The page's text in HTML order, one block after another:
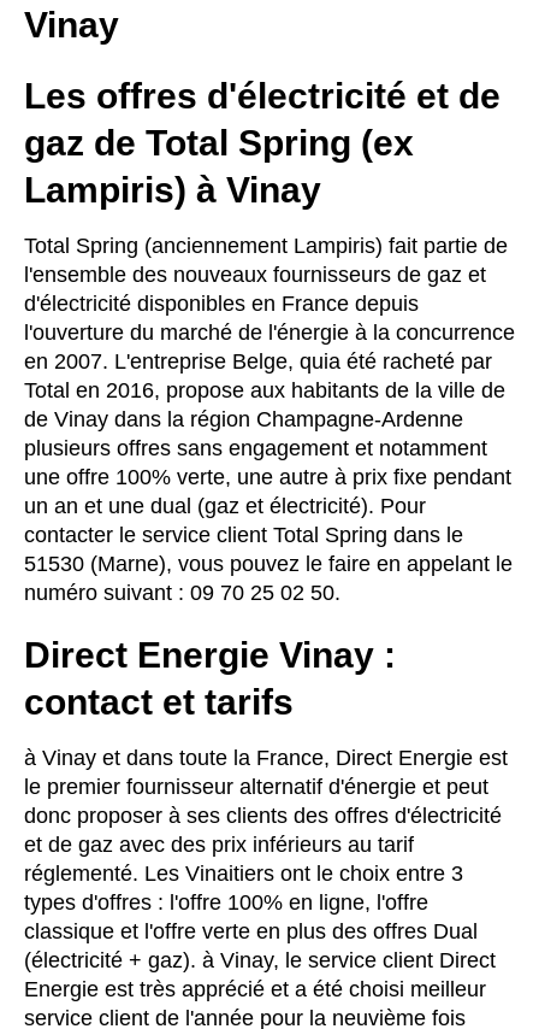
Vinay
Les offres d'électricité et de
gaz de Total Spring (ex
Lampiris) à Vinay
Total Spring (anciennement Lampiris) fait partie de
l'ensemble des nouveaux fournisseurs de gaz et
d'électricité disponibles en France depuis
l'ouverture du marché de l'énergie à la concurrence
en 2007. L'entreprise Belge, quia été racheté par
Total en 2016, propose aux habitants de la ville de
de Vinay dans la région Champagne-Ardenne
plusieurs offres sans engagement et notamment
une offre 100% verte, une autre à prix fixe pendant
un an et une dual (gaz et électricité). Pour
contacter le service client Total Spring dans le
51530 (Marne), vous pouvez le faire en appelant le
numéro suivant : 09 70 25 02 50.
Direct Energie Vinay :
contact et tarifs
à Vinay et dans toute la France, Direct Energie est
le premier fournisseur alternatif d'énergie et peut
donc proposer à ses clients des offres d'électricité
et de gaz avec des prix inférieurs au tarif
réglementé. Les Vinaitiers ont le choix entre 3
types d'offres : l'offre 100% en ligne, l'offre
classique et l'offre verte en plus des offres Dual
(électricité + gaz). à Vinay, le service client Direct
Energie est très apprécié et a été choisi meilleur
service client de l'année pour la neuvième fois